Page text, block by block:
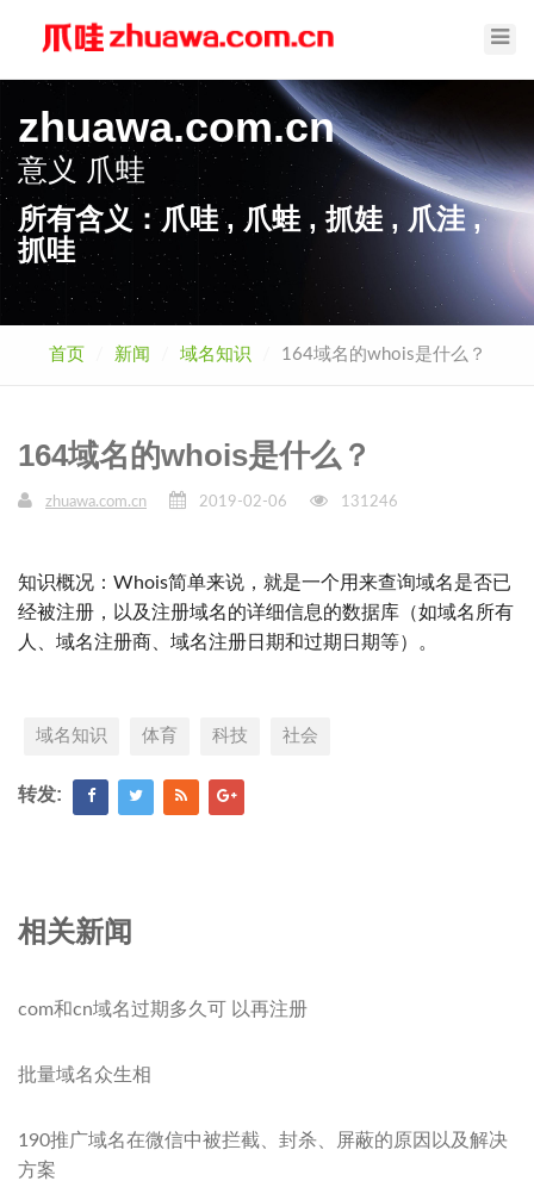
zhuawa.com.cn
意义 爪蛙
所有含义：爪哇 , 爪蛙 , 抓娃 , 爪洼 ,
抓哇
首页 新闻 域名知识 164域名的whois是什么？
164域名的whois是什么？
zhuawa.com.cn 2019-02-06 131246
知识概况：Whois简单来说，就是一个用来查询域名是否已
经被注册，以及注册域名的详细信息的数据库（如域名所有
人、域名注册商、域名注册日期和过期日期等）。
域名知识 体育 科技 社会
转发:
相关新闻
com和cn域名过期多久可 以再注册
批量域名众生相
190推广域名在微信中被拦截、封杀、屏蔽的原因以及解决
方案